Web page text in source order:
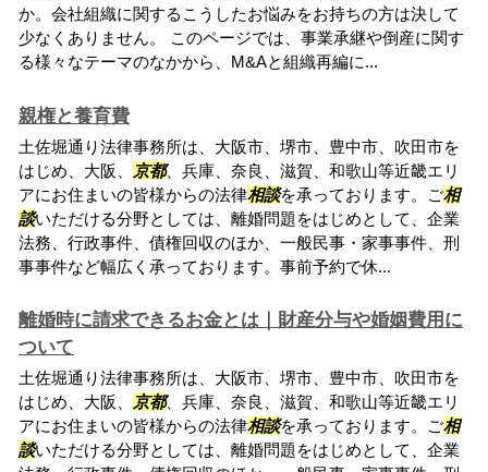
か。会社組織に関するこうしたお悩みをお持ちの方は決して
少なくありません。 このページでは、事業承継や倒産に関す
る様々なテーマのなかから、M&Aと組織再編に...
親権と養育費
土佐堀通り法律事務所は、大阪市、堺市、豊中市、吹田市を
はじめ、大阪、
京都、兵庫、奈良、滋賀、和歌山等近畿エリ
アにお住まいの皆様からの法律相談を承っております。ご相
談いただける分野としては、離婚問題をはじめとして、企業
法務、行政事件、債権回収のほか、一般民事・家事事件、刑
事事件など幅広く承っております。事前予約で休...
離婚時に請求できるお金とは｜財産分与や婚姻費用に
ついて
土佐堀通り法律事務所は、大阪市、堺市、豊中市、吹田市を
はじめ、大阪、
京都、兵庫、奈良、滋賀、和歌山等近畿エリ
アにお住まいの皆様からの法律相談を承っております。ご相
談いただける分野としては、離婚問題をはじめとして、企業